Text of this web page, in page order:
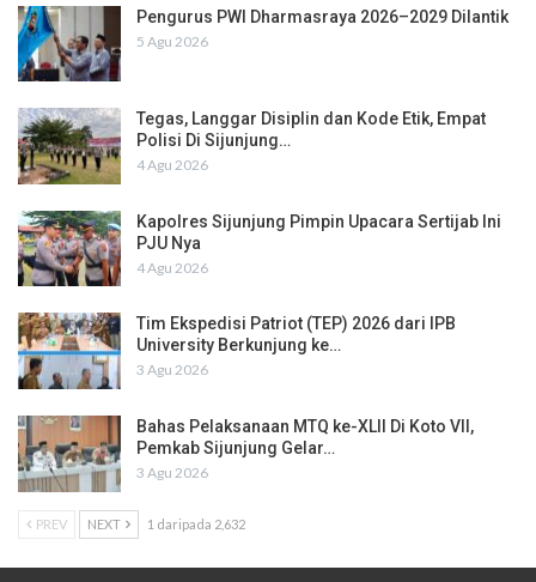
Pengurus PWI Dharmasraya 2026–2029 Dilantik
5 Agu 2026
Tegas, Langgar Disiplin dan Kode Etik, Empat
Polisi Di Sijunjung…
4 Agu 2026
Kapolres Sijunjung Pimpin Upacara Sertijab Ini
PJU Nya
4 Agu 2026
Tim Ekspedisi Patriot (TEP) 2026 dari IPB
University Berkunjung ke…
3 Agu 2026
Bahas Pelaksanaan MTQ ke-XLII Di Koto VII,
Pemkab Sijunjung Gelar…
3 Agu 2026
PREV NEXT 1 daripada 2,632